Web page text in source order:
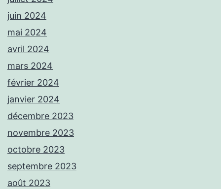
juin 2024
mai 2024
avril 2024
mars 2024
février 2024
janvier 2024
décembre 2023
novembre 2023
octobre 2023
septembre 2023
août 2023